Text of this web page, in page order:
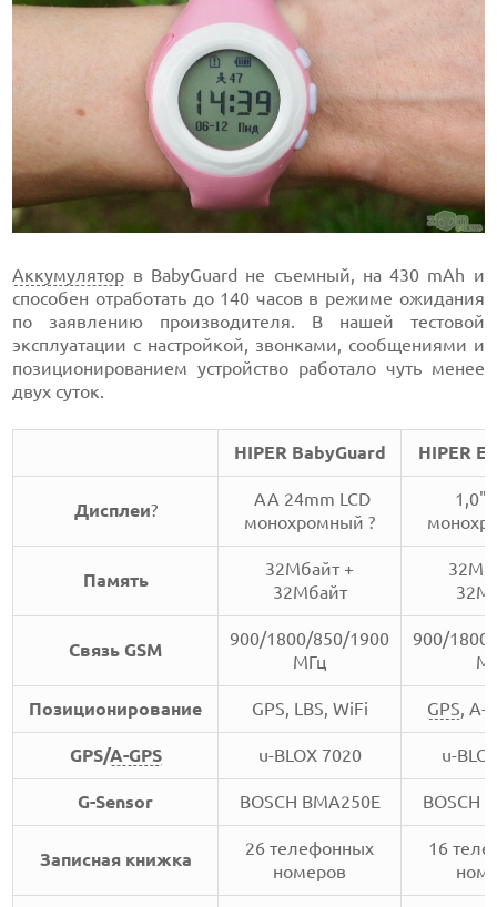
Аккумулятор в BabyGuard не съемный, на 430 mAh и
способен отработать до 140 часов в режиме ожидания
по заявлению производителя. В нашей тестовой
эксплуатации с настройкой, звонками, сообщениями и
позиционированием устройство работало чуть менее
двух суток.
HIPER BabyGuard HIPER
Дисплеи?
AA 24mm LCD
монохромный ?
1,0"
Память
32Мбайт +
32Мбайт
Связь GSM
900/1800/850/1900
МГц
900/
Позиционирование GPS, LBS, WiFi GPS, A-
GPS/A-GPS u-BLOX 7020 u-
G-Sensor BOSCH BMA250E BOSCH
Записная книжка
26 телефонных
номеров
16